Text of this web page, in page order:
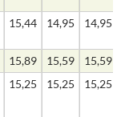
15,44 14,95 14,95
15,89 15,59
15,59
15,25 15,25 15,25